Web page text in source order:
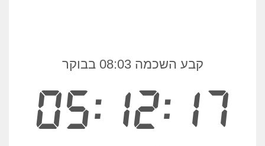
05:12:17
קבע השכמה 08:03 בבוקר